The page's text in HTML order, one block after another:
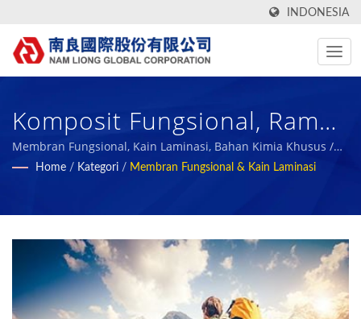
INDONESIA
Komposit Fungsional, Ramah
Lingkungan, Dan Dapat
Produsen Komposit Busa
Polimer Profesional.
Membran Fungsional, Kain Laminasi, Bahan Kimia Khusus /
Nam Liong - Produsen Komposit Busa Polimer Profesional.
Home / Kategori / Membran Fungsional & Kain Laminasi